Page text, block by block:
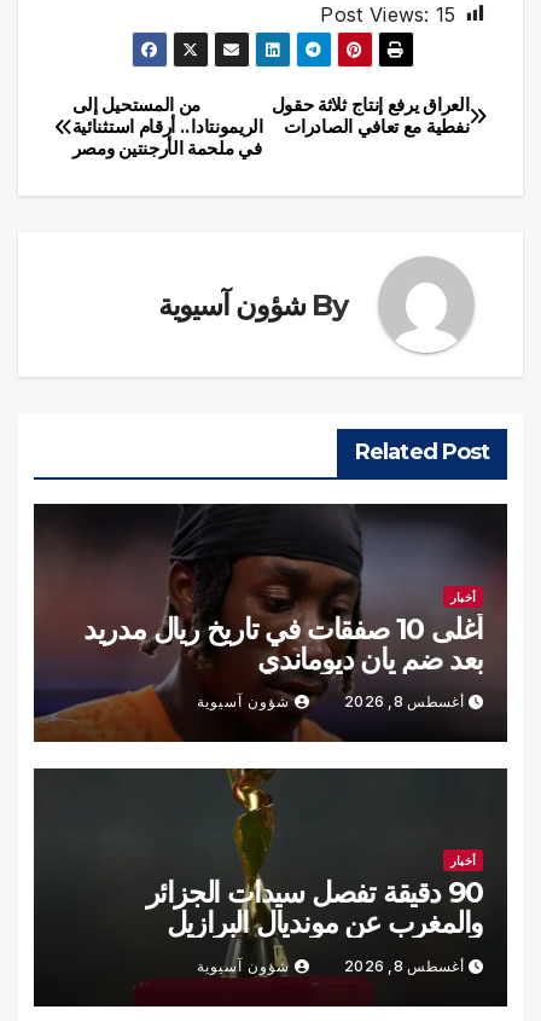
Post Views: 15
تصفّح
من المستحيل إلى
الريمونتادا.. أرقام استثنائية
في ملحمة الأرجنتين ومصر
العراق يرفع إنتاج ثلاثة حقول
نفطية مع تعافي الصادرات
By شؤون آسيوية
Related Post
أخبار
أغلى 10 صفقات في تاريخ ريال مدريد
بعد ضم يان ديوماندي
أغسطس 8, 2026 شؤون آسيوية
أخبار
90 دقيقة تفصل سيدات الجزائر
والمغرب عن مونديال البرازيل
أغسطس 8, 2026 شؤون آسيوية